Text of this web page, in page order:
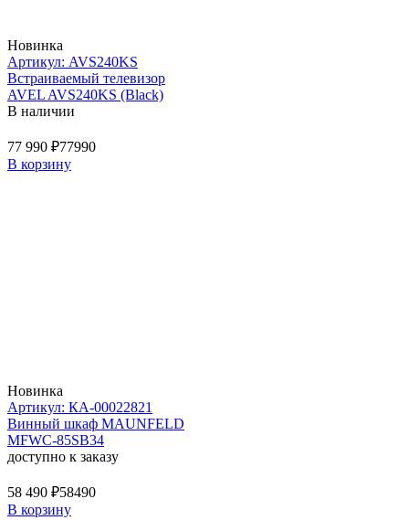
Новинка
Артикул: AVS240KS
Встраиваемый телевизор
AVEL AVS240KS (Black)
В наличии
77 990 ₽77990
В корзину
Новинка
Артикул: КА-00022821
Винный шкаф MAUNFELD
MFWC-85SB34
доступно к заказу
58 490 ₽58490
В корзину